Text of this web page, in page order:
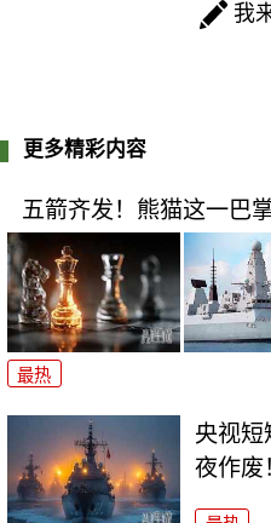
我
更多精彩内容
五箭齐发！熊猫这一巴
最热
央视短
夜作废